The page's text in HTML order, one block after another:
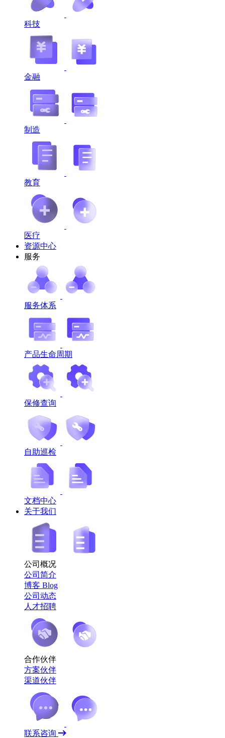
科技
金融
制造
教育
医疗
资源中心
服务
服务体系
产品生命周期
保修查询
自助巡检
文档中心
关于我们
公司概况
公司简介
博客 Blog
公司动态
人才招聘
合作伙伴
方案伙伴
渠道伙伴
联系咨询